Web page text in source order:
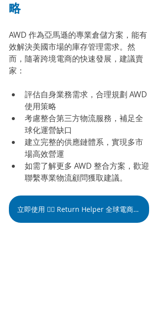
略
AWD 作為亞馬遜的專業倉儲方案，能有
效解決美國市場的庫存管理需求。然
而，隨著跨境電商的快速發展，建議賣
家：
評估自身業務需求，合理規劃 AWD
使用策略
考慮整合第三方物流服務，補足全
球化運營缺口
建立完整的供應鏈體系，實現多市
場高效營運
如需了解更多 AWD 整合方案，歡迎
聯繫專業物流顧問獲取建議。
立即使用 👉🏻 Return Helper 全球電商物流解決方案